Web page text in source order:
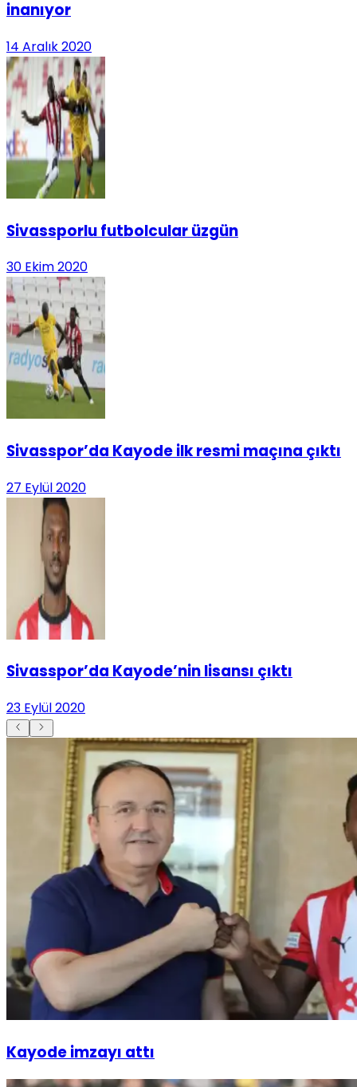
inanıyor
14 Aralık 2020
Sivassporlu futbolcular üzgün
30 Ekim 2020
Sivasspor’da Kayode ilk resmi maçına çıktı
27 Eylül 2020
Sivasspor’da Kayode’nin lisansı çıktı
23 Eylül 2020
Kayode imzayı attı